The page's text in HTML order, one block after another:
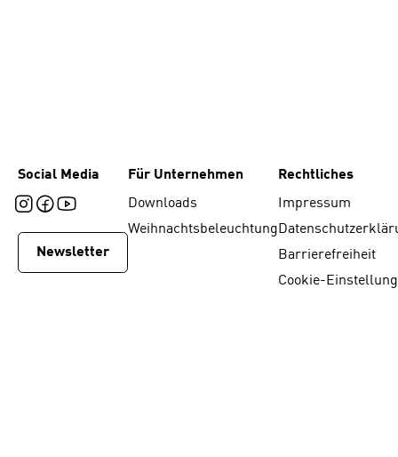
Social Media
Newsletter
Für Unternehmen
Downloads
Weihnachtsbeleuchtung
Rechtliches
Impressum
Barrierefreiheit
Cookie-